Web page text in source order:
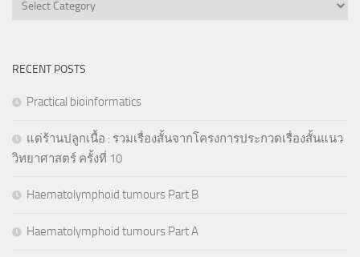
RECENT POSTS
Practical bioinformatics
แด่ร้านปลูกเนื้อ : รวมเรื่องสั้นจากโครงการประกวดเรื่องสั้นแนว
วิทยาศาสตร์ ครั้งที่ 10
Haematolymphoid tumours Part B
Haematolymphoid tumours Part A